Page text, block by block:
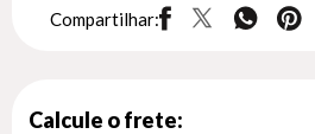
Compartilhar:
Calcule o frete: